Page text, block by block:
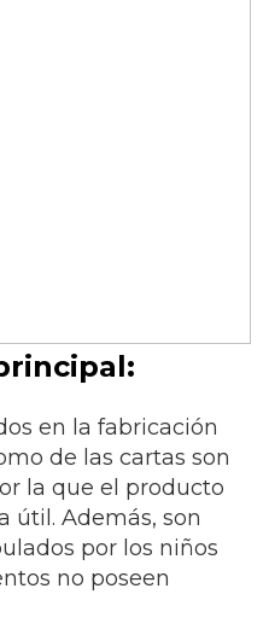
en la fabricación
de las cartas son
la que el producto
útil. Además, son
por los niños
no poseen